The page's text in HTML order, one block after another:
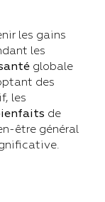
les gains
les
globale
des
les
de
être général